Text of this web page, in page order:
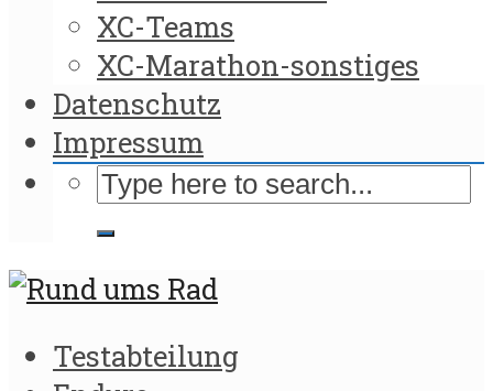
XC-Teams
XC-Marathon-sonstiges
Datenschutz
Impressum
Testabteilung